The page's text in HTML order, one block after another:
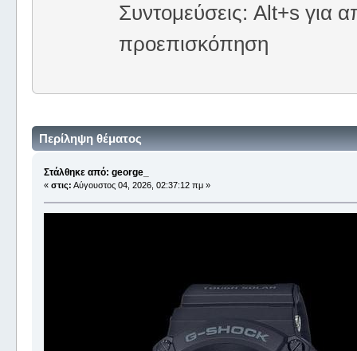
Συντομεύσεις: Alt+s για
προεπισκόπηση
Περίληψη θέματος
Στάλθηκε από: george_
« στις: Αύγουστος 04, 2026, 02:37:12 πμ »